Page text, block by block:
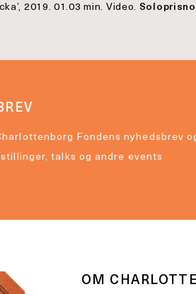
2019. 01.03 min. Video.
Fondens nyhedsbrev
talks og andre events
OM